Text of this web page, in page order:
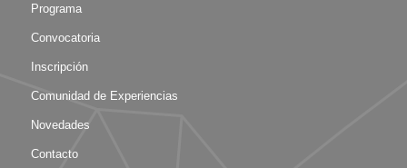
Programa
Convocatoria
Inscripción
Comunidad de Experiencias
Novedades
Contacto